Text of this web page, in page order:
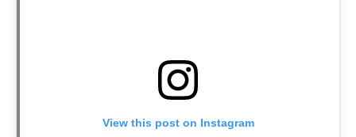
View this post on Instagram